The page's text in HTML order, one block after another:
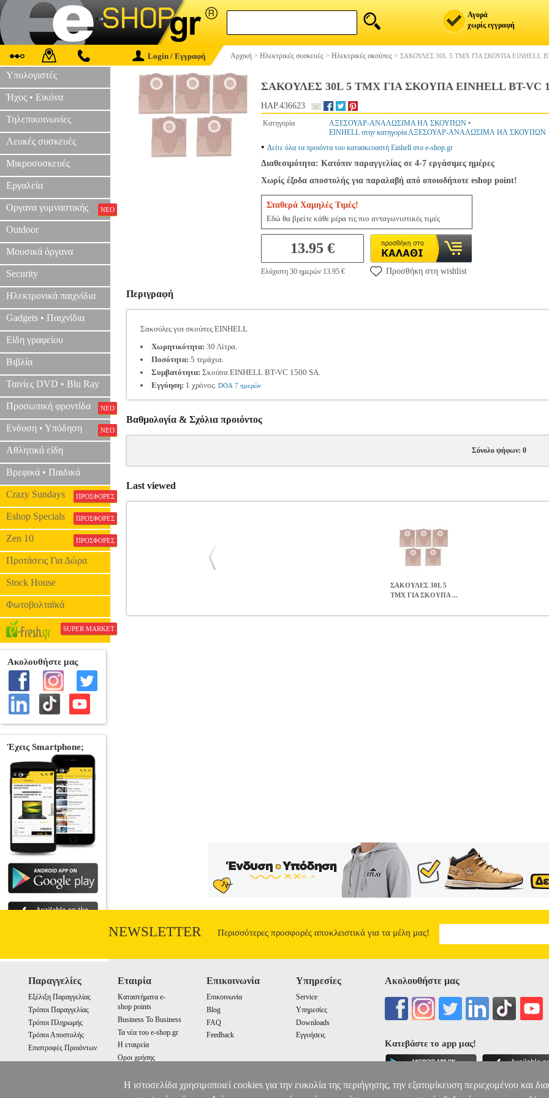
Αγορά
χωρίς εγγραφή
Login / Εγγραφή Αρχική > Ηλεκτρικές συσκευές > Ηλεκτρικές σκούπες > ΣΑΚΟΥΛΕΣ 30L 5 ΤΜΧ ΓΙΑ ΣΚΟΥΠΑ EINHELL
Υπολογιστές
Ήχος • Εικόνα
Τηλεπικοινωνίες
Λευκές συσκευές
Μικροσυσκευές
Εργαλεία
Οργανα γυμναστικής ΝΕΟ
Outdoor
Μουσικά όργανα
Security
Ηλεκτρονικά παιχνίδια
Gadgets • Παιχνίδια
Είδη γραφείου
Βιβλία
Ταινίες DVD • Blu Ray
Προσωπική φροντίδα ΝΕΟ
Ενδυση • Υπόδηση ΝΕΟ
Αθλητικά είδη
Βρεφικά • Παιδικά
Crazy Sundays ΠΡΟΣΦΟΡΕΣ
Eshop Specials ΠΡΟΣΦΟΡΕΣ
Zen 10 ΠΡΟΣΦΟΡΕΣ
Προτάσεις Για Δώρα
Stock House
Φωτοβολταϊκά
SUPER MARKET
ΣΑΚΟΥΛΕΣ 30L 5 ΤΜΧ ΓΙΑ ΣΚΟΥΠΑ EINHELL BT-VC
HAP.436623
Κατηγορία ΑΞΕΣΟΥΑΡ-ΑΝΑΛΩΣΙΜΑ ΗΛ ΣΚΟΥΠΩΝ •
EINHELL στην κατηγορία ΑΞΕΣΟΥΑΡ-ΑΝΑΛΩΣΙΜΑ ΗΛ ΣΚΟΥΠΩΝ
• Δείτε όλα τα προιόντα του κατασκευαστή Einhell στο e-shop.gr
Διαθεσιμότητα: Κατόπιν παραγγελίας σε 4-7 εργάσιμες ημέρες
Χωρίς έξοδα αποστολής για παραλαβή από οποιοδήποτε eshop point!
Σταθερά Χαμηλές Τιμές!
Εδώ θα βρείτε κάθε μέρα τις πιο ανταγωνιστικές τιμές
13.95 €
Ελάχιστη 30 ημερών 13.95 € Προσθήκη στη wishlist
Περιγραφή
Σακούλες για σκούπες EINHELL
Χωρητικότητα: 30 Λίτρα.
Ποσότητα: 5 τεμάχια.
Συμβατότητα: Σκούπα EINHELL BT-VC 1500 SA.
Εγγύηση: 1 χρόνος. DOA 7 ημερών
Βαθμολογία & Σχόλια προιόντος
Σύνολο ψήφων: 0
Last viewed
ΣΑΚΟΥΛΕΣ 30L 5
ΤΜΧ ΓΙΑ ΣΚΟΥΠΑ ...
ΣΑΚΟΥΛΕΣ 30L 5 ΤΜΧ ΓΙΑ ΣΚΟΥΠΑ EINHELL BT-VC 1500 SA 2351170
NEWSLETTER Περισσότερες προσφορές αποκλειστικά για τα μέλη μας!
Παραγγελίες
Εξέλιξη Παραγγελίας
Τρόποι Παραγγελίας
Τρόποι Πληρωμής
Τρόποι Αποστολής
Επιστροφές Προιόντων
Εταιρία
Καταστήματα e-
shop points
Business To Business
Τα νέα του e-shop.gr
Η εταιρεία
Οροι χρήσης
Επικοινωνία
Επικοινωνία
Blog
FAQ
Feedback
Υπηρεσίες
Service
Υπηρεσίες
Downloads
Εγγυήσεις
Ακολουθήστε μας
Κατεβάστε το app μας!
Η ιστοσελίδα χρησιμοποιεί cookies για την ευκολία της περιήγησης, την εξατομίκευση περιεχομένου και